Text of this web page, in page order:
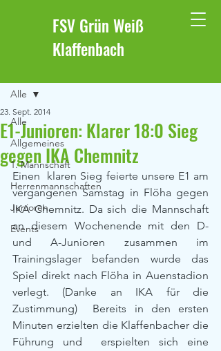
FSV Grün Weiß
Klaffenbach
Alle
Allgemeines
1. Mannschaft
Herrenmannschaften
Junioren
Events
Alle
E1-Junioren: Klarer 18:0 Sieg
gegen IKA Chemnitz
23. Sept. 2014
Einen  klaren Sieg feierte unsere E1 am
vergangenen Samstag in Flöha gegen
IKA Chemnitz. Da sich die Mannschaft
an diesem Wochenende mit den D-
und A-Junioren zusammen im
Trainingslager befanden wurde das
Spiel direkt nach Flöha in Auenstadion
verlegt. (Danke an IKA für die
Zustimmung)  Bereits in den ersten
Minuten erzielten die Klaffenbacher die
Führung und  erspielten sich eine